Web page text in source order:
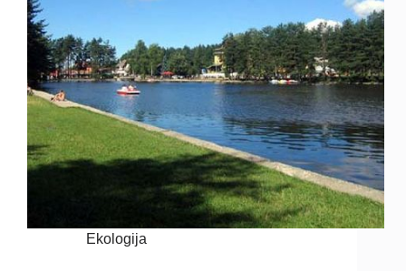
Ekologija